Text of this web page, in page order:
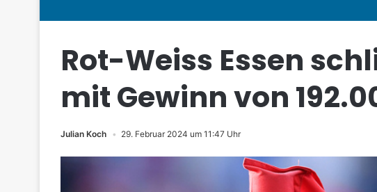
Rot-Weiss Essen
mit Gewinn von
Julian Koch 29. Februar 2024 um 11:47 Uhr